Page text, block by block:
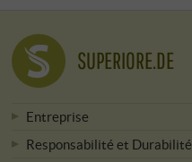
SUPERIORE.DE
Entreprise
Responsabilité et Durabilité